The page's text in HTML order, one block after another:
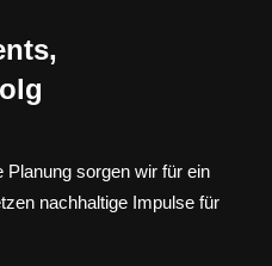
sorgen wir für ein
nachhaltige Impulse für